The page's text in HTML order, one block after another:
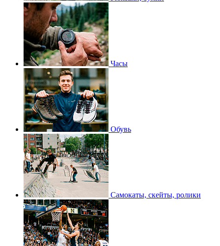
Часы
Обувь
Самокаты, скейты, ролики